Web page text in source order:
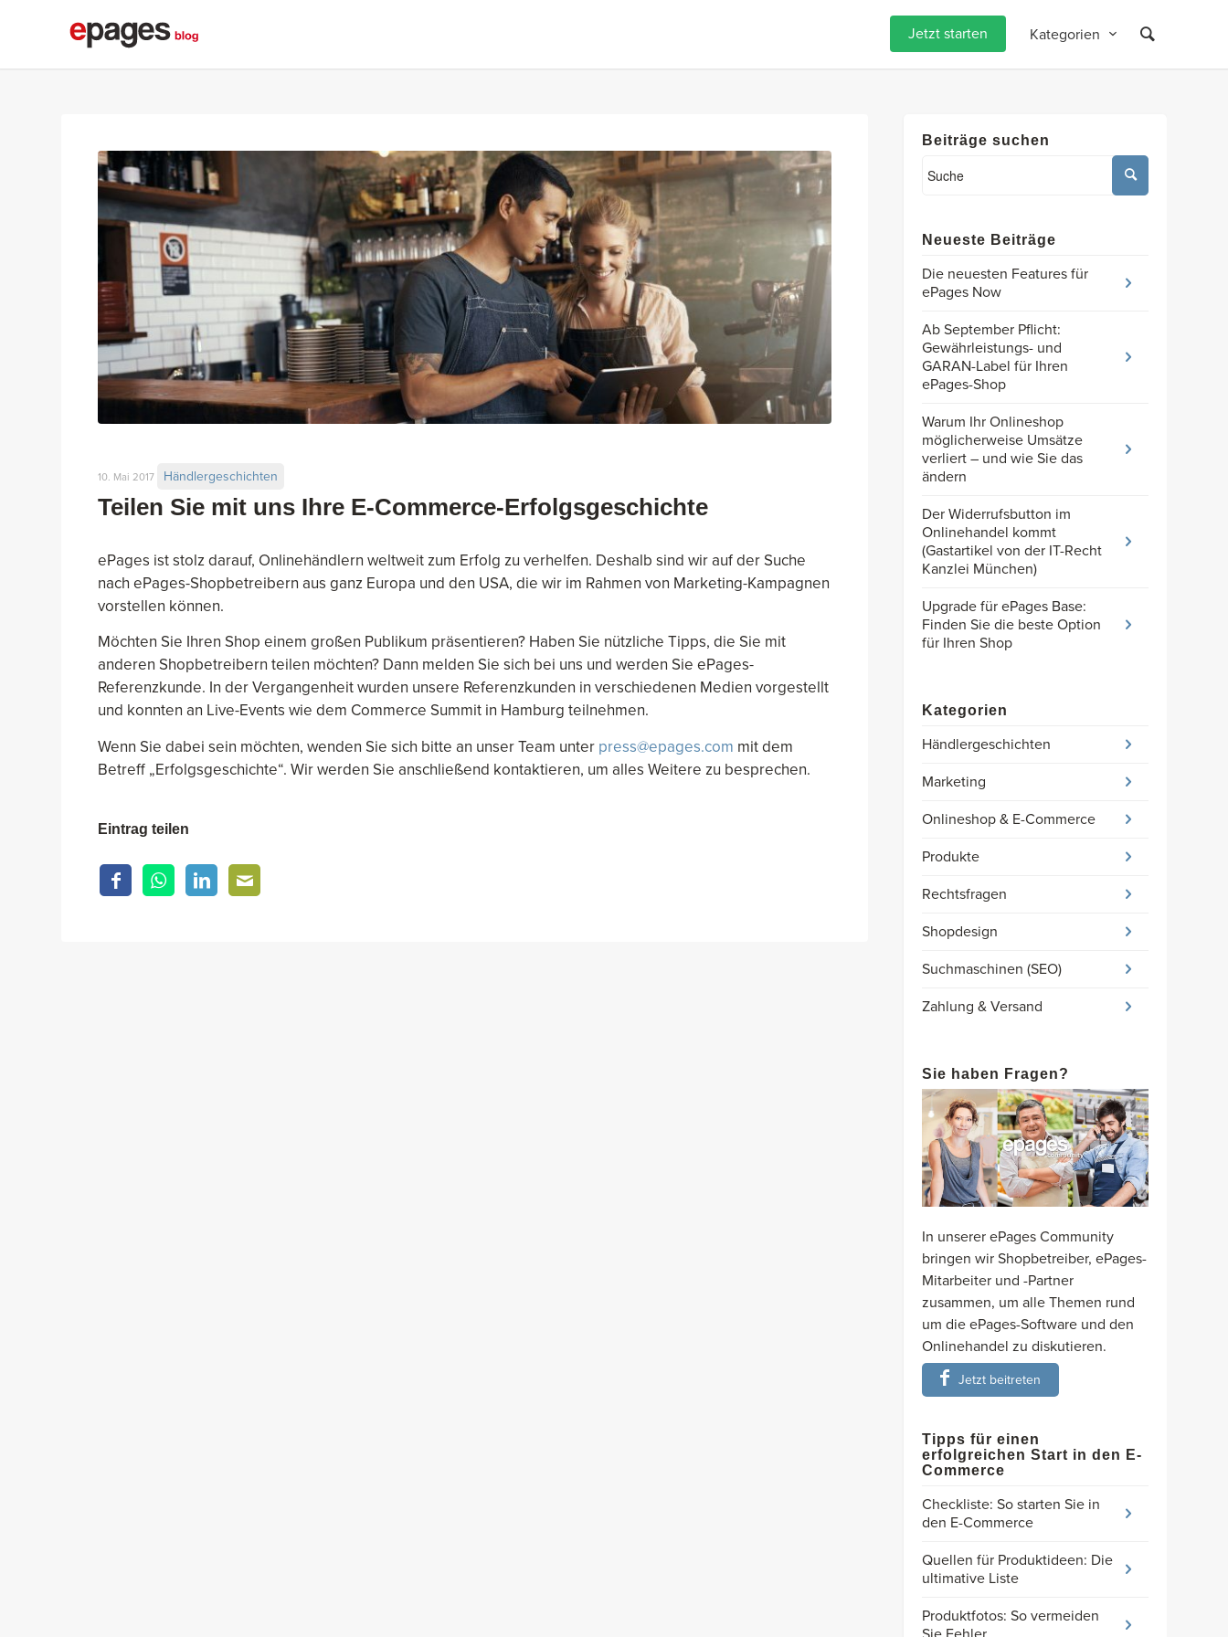
Jetzt starten Kategorien
Teilen Sie mit uns Ihre E-Commerce-Erfolgsgeschichte
10. Mai 2017 Händlergeschichten
ePages ist stolz darauf, Onlinehändlern weltweit zum Erfolg zu verhelfen. Deshalb sind wir auf der Suche
nach ePages-Shopbetreibern aus ganz Europa und den USA, die wir im Rahmen von Marketing-Kampagnen
vorstellen können.
Möchten Sie Ihren Shop einem großen Publikum präsentieren? Haben Sie nützliche Tipps, die Sie mit
anderen Shopbetreibern teilen möchten? Dann melden Sie sich bei uns und werden Sie ePages-
Referenzkunde. In der Vergangenheit wurden unsere Referenzkunden in verschiedenen Medien vorgestellt
und konnten an Live-Events wie dem Commerce Summit in Hamburg teilnehmen.
Wenn Sie dabei sein möchten, wenden Sie sich bitte an unser Team unter press@epages.com mit dem
Betreff „Erfolgsgeschichte“. Wir werden Sie anschließend kontaktieren, um alles Weitere zu besprechen.
Eintrag teilen
Beiträge suchen
Neueste Beiträge
Die neuesten Features für
ePages Now
Ab September Pflicht:
Gewährleistungs- und
GARAN-Label für Ihren
ePages-Shop
Warum Ihr Onlineshop
möglicherweise Umsätze
verliert – und wie Sie das
ändern
Der Widerrufsbutton im
Onlinehandel kommt
(Gastartikel von der IT-Recht
Kanzlei München)
Upgrade für ePages Base:
Finden Sie die beste Option
für Ihren Shop
Kategorien
Händlergeschichten
Marketing
Onlineshop & E-Commerce
Produkte
Rechtsfragen
Shopdesign
Suchmaschinen (SEO)
Zahlung & Versand
Sie haben Fragen?
In unserer ePages Community
bringen wir Shopbetreiber, ePages-
Mitarbeiter und -Partner
zusammen, um alle Themen rund
um die ePages-Software und den
Onlinehandel zu diskutieren.
Jetzt beitreten
Tipps für einen
erfolgreichen Start in den E-
Commerce
Checkliste: So starten Sie in
den E-Commerce
Quellen für Produktideen: Die
ultimative Liste
Produktfotos: So vermeiden